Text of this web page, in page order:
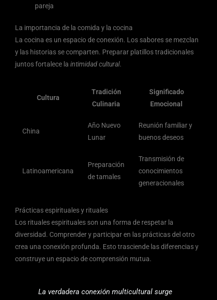
pareja
La importancia de la comida y la cocina
La cocina es un espacio de conexión. Los sabores se mezclan
y las historias se comparten. Preparar platillos tradicionales
juntos fortalece laintimidad cultural.
Cultura
Tradición
Culinaria
Significado
Emocional
China
Año Nuevo
Lunar
Reunión familiar y
buenos deseos
Latinoamericana
Preparación
de tamales
Transmisión de
conocimientos
generacionales
Prácticas espirituales y rituales
Los rituales espirituales son una forma de respetar la
diversidad. Comprender y participar en las prácticas del otro
crea una conexión profunda. Esto trasciende las diferencias y
construye un espacio de comprensión mutua.
La verdadera conexión multicultural surge